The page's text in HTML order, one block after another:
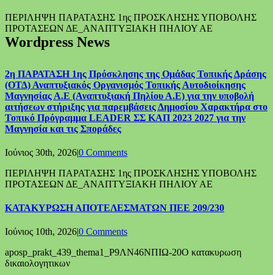
ΠΕΡΙΛΗΨΗ ΠΑΡΑΤΑΣΗΣ 1ης ΠΡΟΣΚΛΗΣΗΣ ΥΠΟΒΟΛΗΣ
ΠΡΟΤΑΣΕΩΝ ΔΕ_ΑΝΑΠΤΥΞΙΑΚΗ ΠΗΛΙΟΥ ΑΕ
Wordpress News
2η ΠΑΡΑΤΑΣΗ 1ης Πρόσκλησης της Ομάδας Τοπικής Δράσης
(ΟΤΔ) Αναπτυξιακός Οργανισμός Τοπικής Αυτοδιοίκησης
Μαγνησίας Α.Ε (Αναπτυξιακή Πηλίου Α.Ε) για την υποβολή
αιτήσεων στήριξης για παρεμβάσεις Δημοσίου Χαρακτήρα στο
Τοπικό Πρόγραμμα LEADER ΣΣ ΚΑΠ 2023 2027 για την
Μαγνησία και τις Σποράδες
Ιούνιος 30th, 2026|0 Comments
ΠΕΡΙΛΗΨΗ ΠΑΡΑΤΑΣΗΣ 1ης ΠΡΟΣΚΛΗΣΗΣ ΥΠΟΒΟΛΗΣ
ΠΡΟΤΑΣΕΩΝ ΔΕ_ΑΝΑΠΤΥΞΙΑΚΗ ΠΗΛΙΟΥ ΑΕ
ΚΑΤΑΚΥΡΩΣΗ ΑΠΟΤΕΛΕΣΜΑΤΩΝ ΠΕΕ 209/230
Ιούνιος 10th, 2026|0 Comments
aposp_prakt_439_thema1_Ρ9ΛΝ46ΝΠΙΩ-20Ο κατακυρωση
δικαιολογητικων